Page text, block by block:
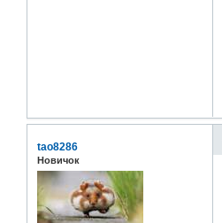
tao8286
Новичок